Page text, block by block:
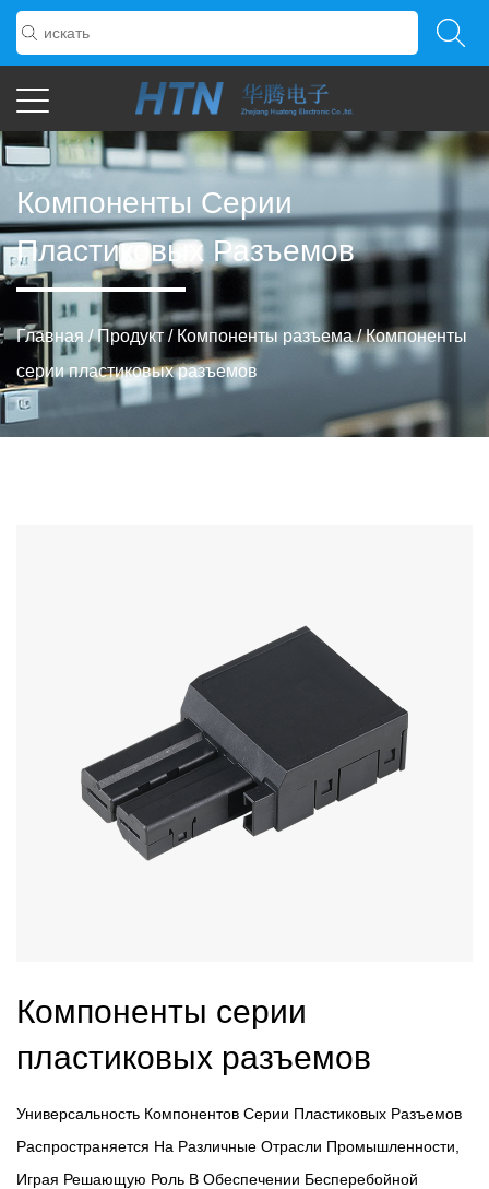
Компоненты Серии
Пластиковых Разъемов
Главная /Продукт / Компоненты разъема/Компоненты
серии пластиковых разъемов
Компоненты серии
пластиковых разъемов
Универсальность Компонентов Серии Пластиковых Разъемов
Распространяется На Различные Отрасли Промышленности,
Играя Решающую Роль В Обеспечении Бесперебойной